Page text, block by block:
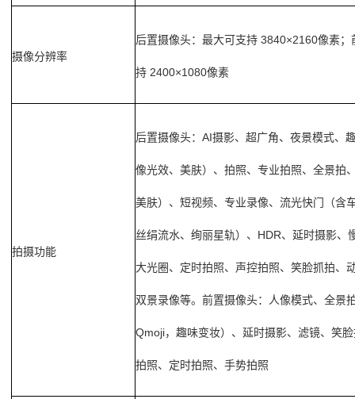
摄像分辨率
后置摄像头：最大可支持 3840×2160像素；
持 2400×1080像素
拍摄功能
后置摄像头： AI摄影、超广角、夜景模式、
像光效、美肤）、拍照、专业拍照、全景拍
美肤）、短视频、专业录像、流光快门（含
丝绢流水、绚丽星轨）、 HDR、延时摄影、
大光圈、定时拍照、声控拍照、笑脸抓拍、
双景录像等。前置摄像头：人像模式、全景
Qmoji，趣味变妆）、延时摄影、滤镜、笑
拍照、定时拍照、手势拍照